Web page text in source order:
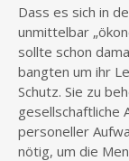
Dass es sich in
unmittelbar
sollte schon
bangten um ihr
Schutz. Sie zu
gesellschaftliche
personeller
nötig, um die